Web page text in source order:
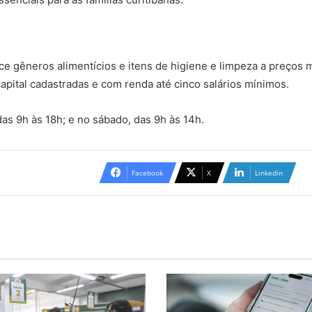
gêneros alimentícios e itens de higiene e limpeza a preços
cadastradas e com renda até cinco salários mínimos.
9h às 18h; e no sábado, das 9h às 14h.
Facebook X Linkedin